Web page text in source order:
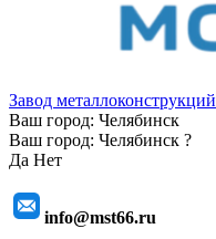
Завод металлоконструкций
Ваш город: Челябинск
Ваш город: Челябинск ?
Да Нет
info@mst66.ru